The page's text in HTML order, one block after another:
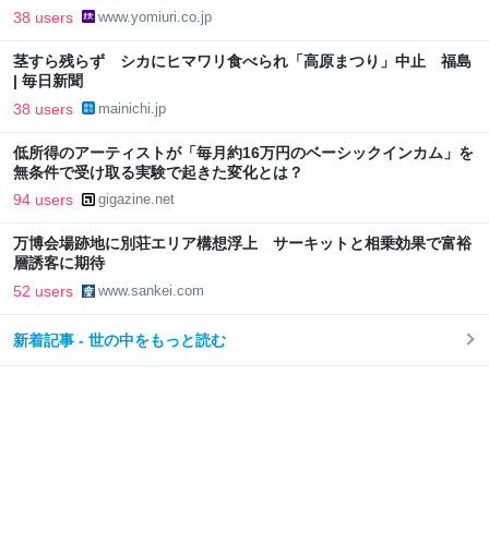
38 users www.yomiuri.co.jp
茎すら残らず シカにヒマワリ食べられ「高原まつり」中止 福島
| 毎日新聞
38 users mainichi.jp
低所得のアーティストが「毎月約16万円のベーシックインカム」を
無条件で受け取る実験で起きた変化とは？
94 users gigazine.net
万博会場跡地に別荘エリア構想浮上 サーキットと相乗効果で富裕
層誘客に期待
52 users www.sankei.com
新着記事 - 世の中をもっと読む